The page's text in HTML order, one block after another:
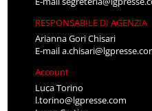
RESPONSABILE DI AGENZIA
Arianna Gori Chisari
E-maila.chisari@lgpresse.com
Account
Luca Torino
l.torino@lgpresse.com
Ivana Cretier